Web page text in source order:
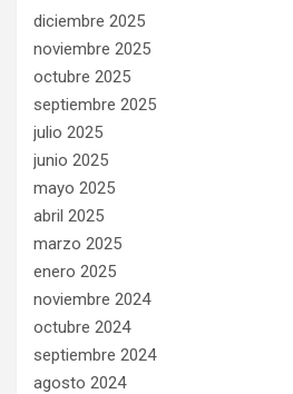
diciembre 2025
noviembre 2025
octubre 2025
septiembre 2025
julio 2025
junio 2025
mayo 2025
abril 2025
marzo 2025
enero 2025
noviembre 2024
octubre 2024
septiembre 2024
agosto 2024